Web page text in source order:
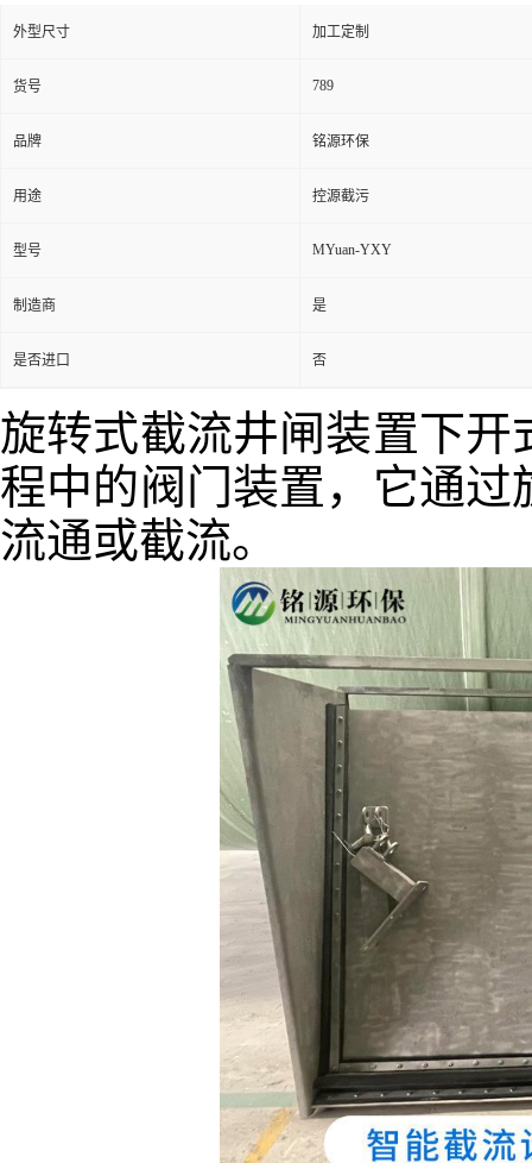
外型尺寸 加工定制
货号 789
品牌 铭源环保
用途 控源截污
型号 MYuan-YXY
制造商 是
是否进口 否
旋转式截流井闸装置下
程中的阀门装置，它通
流通或截流。